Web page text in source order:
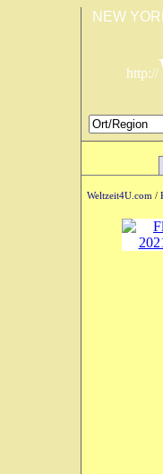
NEW
http://
Weltzeit4U.com /